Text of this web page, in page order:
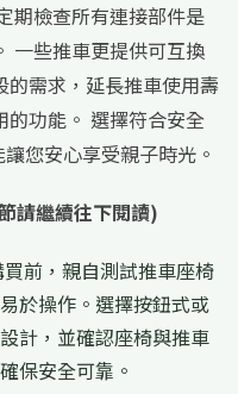
期檢查所有連接部件是
一些推車更提供可互換
需求，延長推車使用壽
功能。 選擇符合安全
您安心享受親子時光。
請繼續往下閱讀)
前，親自測試推車座椅
於操作。選擇按鈕式或
計，並確認座椅與推車
保安全可靠。